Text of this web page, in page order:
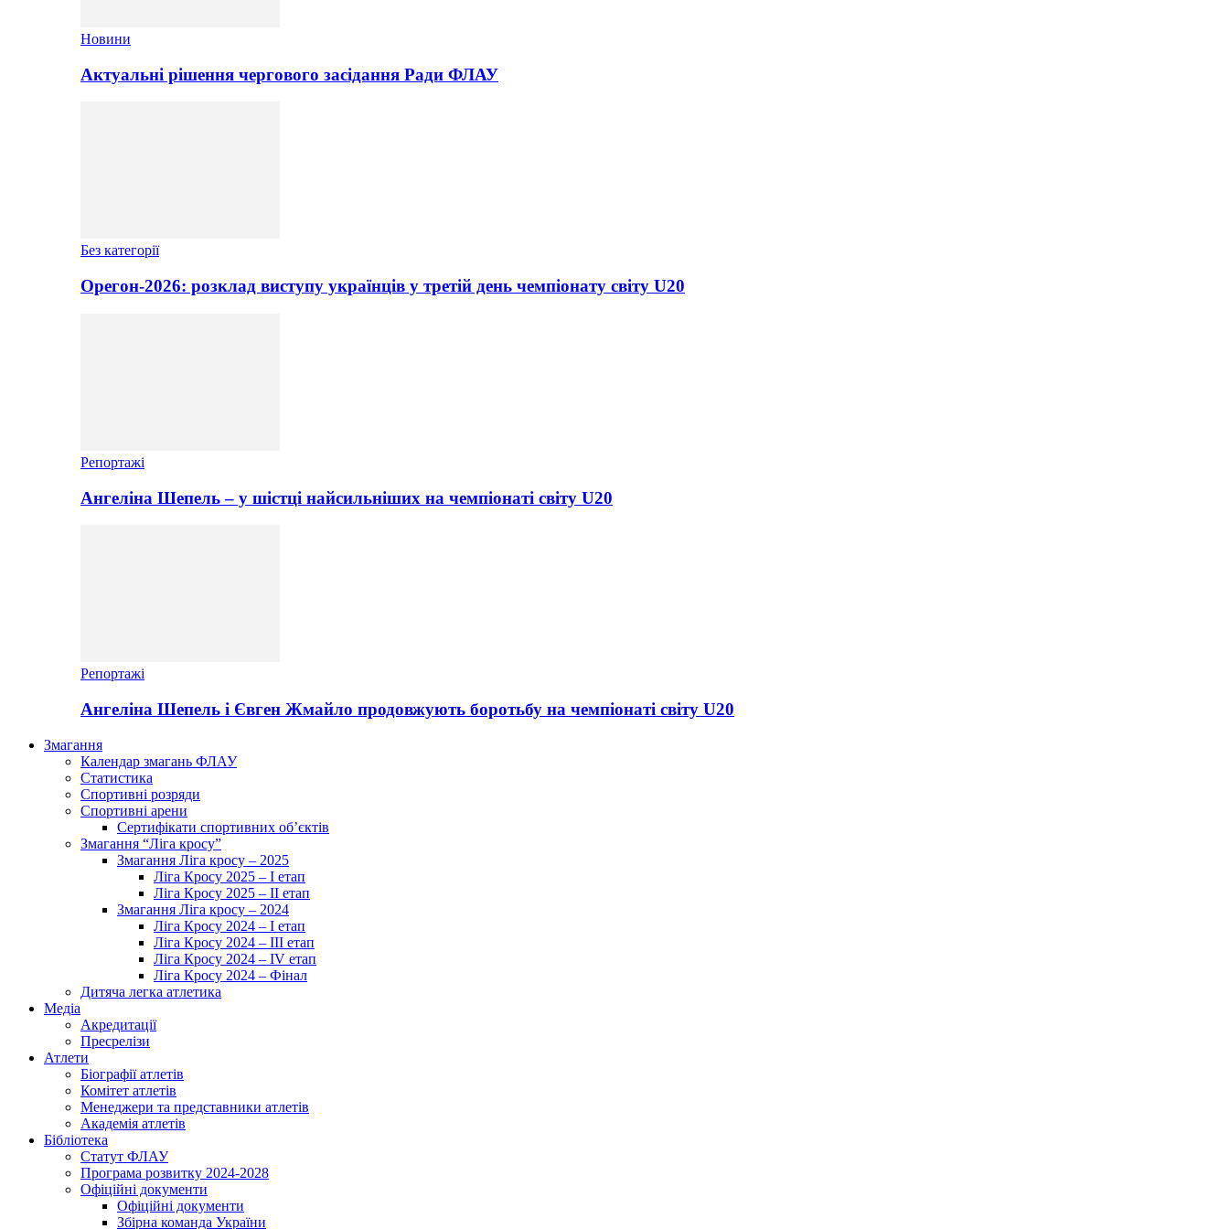
Новини
Актуальні рішення чергового засідання Ради ФЛАУ
Без категорії
Орегон-2026: розклад виступу українців у третій день чемпіонату світу U20
Репортажі
Ангеліна Шепель – у шістці найсильніших на чемпіонаті світу U20
Репортажі
Ангеліна Шепель і Євген Жмайло продовжують боротьбу на чемпіонаті світу U20
Змагання
Календар змагань ФЛАУ
Статистика
Спортивні розряди
Спортивні арени
Сертифікати спортивних об’єктів
Змагання “Ліга кросу”
Змагання Ліга кросу – 2025
Ліга Кросу 2025 – I етап
Ліга Кросу 2025 – II етап
Змагання Ліга кросу – 2024
Ліга Кросу 2024 – I етап
Ліга Кросу 2024 – III етап
Ліга Кросу 2024 – IV етап
Ліга Кросу 2024 – Фінал
Дитяча легка атлетика
Медіа
Акредитації
Пресрелізи
Атлети
Біографії атлетів
Комітет атлетів
Менеджери та представники атлетів
Академія атлетів
Бібліотека
Статут ФЛАУ
Програма розвитку 2024-2028
Офіційні документи
Офіційні документи
Збірна команда України